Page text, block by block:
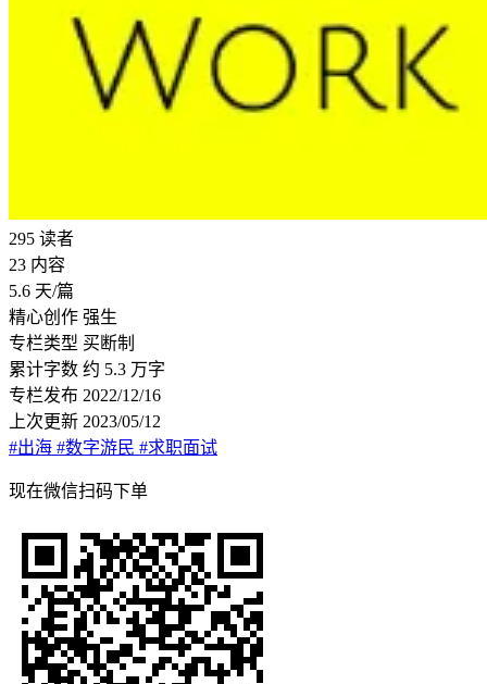
295 读者
23 内容
5.6 天/篇
精心创作 强生
专栏类型 买断制
累计字数 约 5.3 万字
专栏发布 2022/12/16
上次更新 2023/05/12
#出海 #数字游民 #求职面试
现在微信扫码下单